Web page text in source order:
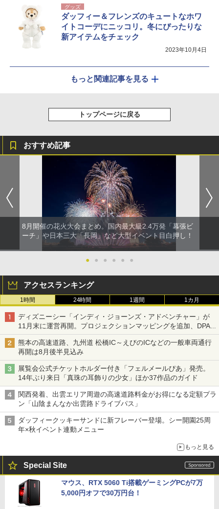
グッズ
ダッフィー＆フレンズのキュートなホワ
イトコーデにニッコリ。冬にぴったりな
新アイテムをチェック
2023年10月4日
もっと関連記事を見る
トップページに戻る
おすすめ記事
8月開催の花火大会まとめ。国内最大級2.4万発「幕張ビ
ーチ」や日本三大「長岡」など大型イベント目白押し！
● ● ● ● ● ●
アクセスランキング
1時間 24時間 1週間 1カ月
ディズニーシー「インディ・ジョーンズ・アドベンチャー」が
11月末に運営再開。プロジェクションマッピングを追加、DPA
は1500円
熊本の高速道路、九州道 松橋IC～えびのICなどの一般車両通行
再開は8月後半見込み
展覧会公式チケットホルダー付き「フェルメールぴあ」発売。
14年ぶり来日「真珠の耳飾りの少女」ほか37作品のガイド
関西発着、出雲エリア周遊の高速道路料金がお得になる定額プラ
ン「山陰まんなか出雲路ドライブパス」
ダッフィークッキーサンドに新フレーバー登場。シー開園25周
年×秋イベント連動メニュー
もっと見る
Special Site
マウス、RTX 5060 Ti搭載ゲーミングPCが7万
5,000円オフで30万円台！